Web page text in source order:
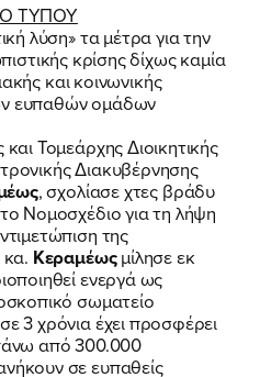
ΤΥΠΟΥ
λύση» τα μέτρα για την
κρίσης δίχως καμία
και κοινωνικής
ευπαθών ομάδων
Τομεάρχης Διοικητικής
Διακυβέρνησης
, σχολίασε χτες βράδυ
Νομοσχέδιο για τη λήψη
της
Κεραμέωςμίλησε εκ
ενεργά ως
σωματείο
3 χρόνια έχει προσφέρει
από 300.000
σε ευπαθείς
τόπου του
της Βουλευτού
τόπου του
της Βουλευτού